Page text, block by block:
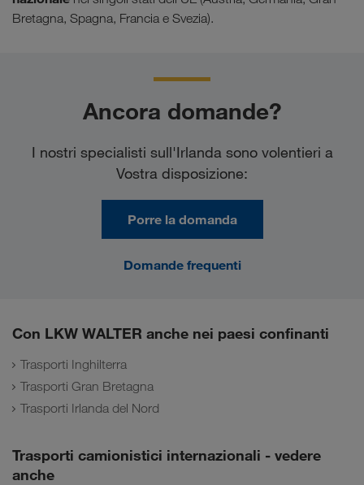
Bretagna, Spagna, Francia e Svezia).
Ancora domande?
I nostri specialisti sull'Irlanda sono volentieri a
Vostra disposizione:
Porre la domanda
Domande frequenti
Con LKW WALTER anche nei paesi confinanti
Trasporti Inghilterra
Trasporti Gran Bretagna
Trasporti Irlanda del Nord
Trasporti camionistici internazionali - vedere
anche